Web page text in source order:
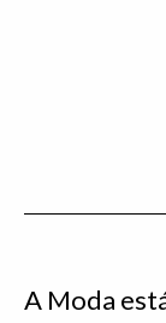
A Moda